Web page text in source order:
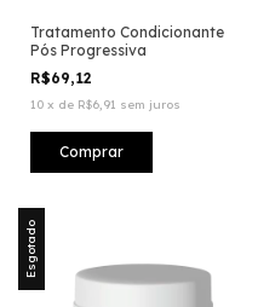
Tratamento Condicionante
Pós Progressiva
R$69,12
10 x de R$6,91 sem juros
Esgotado